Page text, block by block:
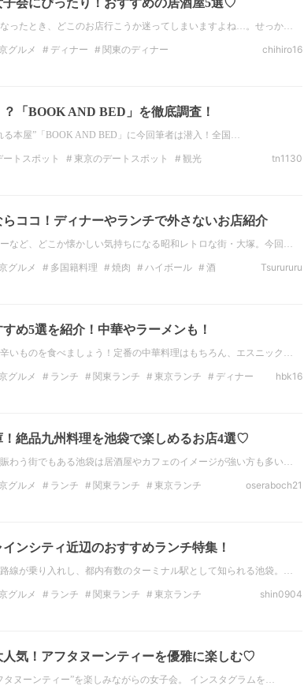
子会にぴったり！おすすめの居酒屋5選♡
ったとき、どこのお店行こうか迷ってしまいますよね…。せっか…
グルメ ディナー
関東のディナー
chihiro16
「BOOK AND BED」を徹底調査！
る本屋”「BOOK AND BED」に今回筆者は潜入！全国…
トスポット 東京のデートスポット
観光
tn1130
ココ！ディナーやランチで外さないお店紹介
など、どこか懐かしい気持ちになる昭和レトロな街・大塚。今回…
グルメ 多国籍料理 焼肉 ハイボール
酒
Tsurururu
め5選を紹介！中華やラーメンも！
いものを食べましょう！定番の中華料理はもちろん、エスニック…
グルメ ランチ 関東ランチ 東京ランチ
ディナー
hbk16
絶品九州料理を池袋で楽しめるお店4選♡
わう街でもある池袋は居酒屋やカフェのイメージが強い方も多い…
グルメ ランチ 関東ランチ
東京ランチ
oseraboch21
インシティ近辺のおすすめランチ特集！
線が乗り入れし、都内有数のターミナル駅として知られる池袋。…
グルメ ランチ 関東ランチ
東京ランチ
shin0904
気！アフタヌーンティーを優雅に楽しむ♡
タヌーンティー”を楽しみながらの女子会。 インスタグラムを…